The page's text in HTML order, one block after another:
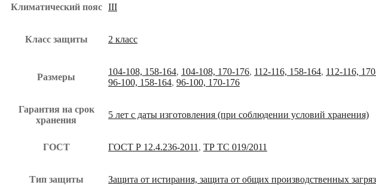
Климатический пояс III
Класс защиты 2 класс
Размеры
104-108, 158-164, 104-108, 170-176, 112-116, 158-164, 112-116,
96-100, 158-164, 96-100, 170-176
Гарантия на срок
хранения
5 лет с даты изготовления (при соблюдении условий хранения)
ГОСТ ГОСТ Р 12.4.236-2011 , ТР ТС 019/2011
Тип защиты Защита от истирания, защита от общих производственных